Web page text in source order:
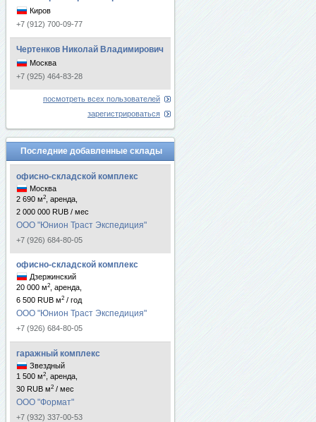
Киров
+7 (912) 700-09-77
Чертенков Николай Владимирович
Москва
+7 (925) 464-83-28
посмотреть всех пользователей
зарегистрироваться
Последние добавленные склады
офисно-складской комплекс
Москва
2 690 м2
, аренда,
2 000 000 RUB / мес
ООО "Юнион Траст Экспедиция"
+7 (926) 684-80-05
офисно-складской комплекс
Дзержинский
20 000 м2
, аренда,
6 500 RUB м2 / год
ООО "Юнион Траст Экспедиция"
+7 (926) 684-80-05
гаражный комплекс
Звездный
1 500 м2
, аренда,
30 RUB м2 / мес
ООО "Формат"
+7 (932) 337-00-53